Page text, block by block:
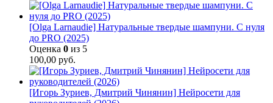
[Olga Larnaudie] Натуральные твердые шампуни. С нуля
до PRO (2025)
Оценка 0 из 5
100,00 руб.
[Игорь Зуриев, Дмитрий Чинянин] Нейросети для